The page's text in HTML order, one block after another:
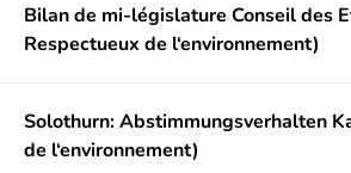
Bilan de mi-législature Conseil des
Respectueux de l‘environnement)
Solothurn: Abstimmungsverhalten
de l‘environnement)